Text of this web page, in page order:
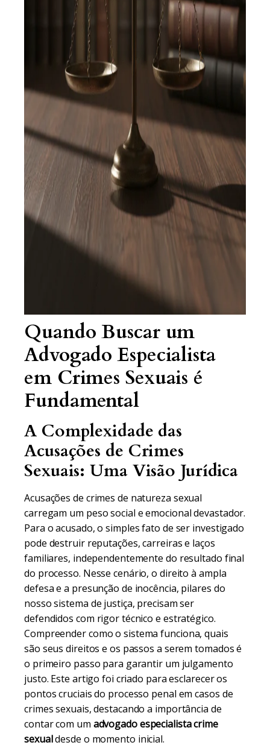
Quando Buscar um
Advogado Especialista
em Crimes Sexuais é
Fundamental
A Complexidade das
Acusações de Crimes
Sexuais: Uma Visão Jurídica
Acusações de crimes de natureza sexual
carregam um peso social e emocional devastador.
Para o acusado, o simples fato de ser investigado
pode destruir reputações, carreiras e laços
familiares, independentemente do resultado final
do processo. Nesse cenário, o direito à ampla
defesa e a presunção de inocência, pilares do
nosso sistema de justiça, precisam ser
defendidos com rigor técnico e estratégico.
Compreender como o sistema funciona, quais
são seus direitos e os passos a serem tomados é
o primeiro passo para garantir um julgamento
justo. Este artigo foi criado para esclarecer os
pontos cruciais do processo penal em casos de
crimes sexuais, destacando a importância de
contar com um advogado especialista crime
sexualdesde o momento inicial.